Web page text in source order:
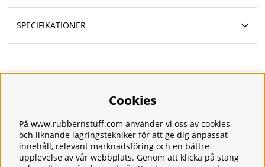
SPECIFIKATIONER
Frakt
Integritetspolicy
Kontakt
Kundservice
Om oss
Cookies
På www.rubbernstuff.com använder vi oss av cookies
och liknande lagringstekniker för att ge dig anpassat
innehåll, relevant marknadsföring och en bättre
upplevelse av vår webbplats. Genom att klicka på stäng